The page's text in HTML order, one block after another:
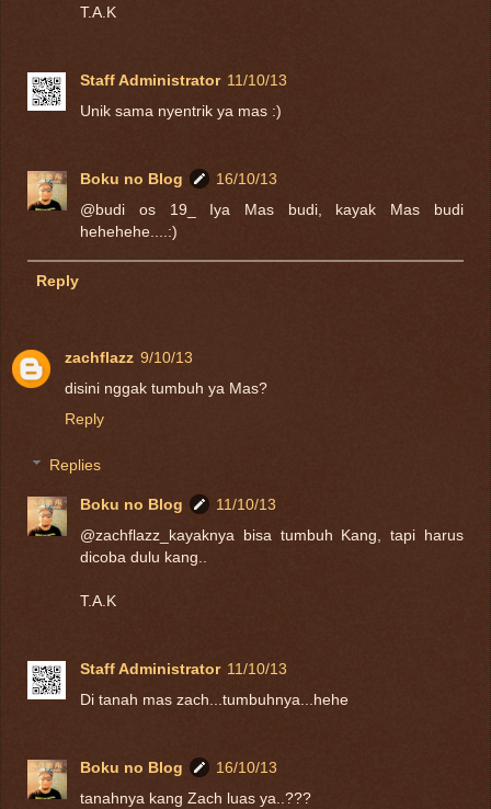
T.A.K
Staff Administrator 11/10/13
Unik sama nyentrik ya mas :)
Boku no Blog
16/10/13
@budi os 19_ Iya Mas budi, kayak Mas budi
hehehehe....:)
Reply
zachflazz 9/10/13
disini nggak tumbuh ya Mas?
Reply
Replies
Boku no Blog
11/10/13
@zachflazz_kayaknya bisa tumbuh Kang, tapi harus
dicoba dulu kang..
T.A.K
Staff Administrator 11/10/13
Di tanah mas zach...tumbuhnya...hehe
Boku no Blog
16/10/13
tanahnya kang Zach luas ya..???